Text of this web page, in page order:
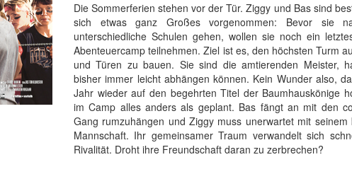
Die Sommerferien stehen vor der Tür. Ziggy und Bas sind
sich etwas ganz Großes vorgenommen: Bevor sie
unterschiedliche Schulen gehen, wollen sie noch ein
Abenteuercamp teilnehmen. Ziel ist es, den höchsten Turm
und Türen zu bauen. Sie sind die amtierenden Meister,
bisher immer leicht abhängen können. Kein Wunder also,
Jahr wieder auf den begehrten Titel der Baumhauskönige
im Camp alles anders als geplant. Bas fängt an mit den
Gang rumzuhängen und Ziggy muss unerwartet mit
Mannschaft. Ihr gemeinsamer Traum verwandelt sich
Rivalität. Droht ihre Freundschaft daran zu zerbrechen?